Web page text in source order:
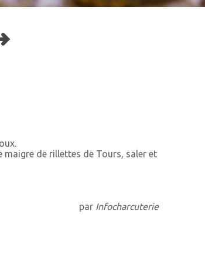
maigre de rillettes de Tours, saler et
par Infocharcuterie